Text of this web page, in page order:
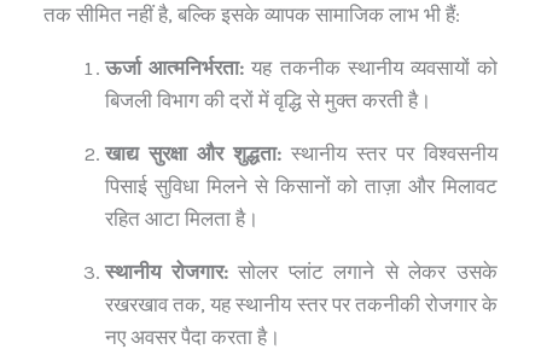
तक सीमित नहीं है, बल्कि इसके व्यापक सामाजिक लाभ भी हैं:
ऊर्जा आत्मनिर्भरता: यह तकनीक स्थानीय व्यवसायों को
बिजली विभाग की दरों में वृद्धि से मुक्त करती है।
खाद्य सुरक्षा और शुद्धता: स्थानीय स्तर पर विश्वसनीय
पिसाई सुविधा मिलने से किसानों को ताज़ा और मिलावट
रहित आटा मिलता है।
स्थानीय रोजगार:सोलर प्लांट लगाने से लेकर उसके
रखरखाव तक, यह स्थानीय स्तर पर तकनीकी रोजगार के
नए अवसर पैदा करता है।